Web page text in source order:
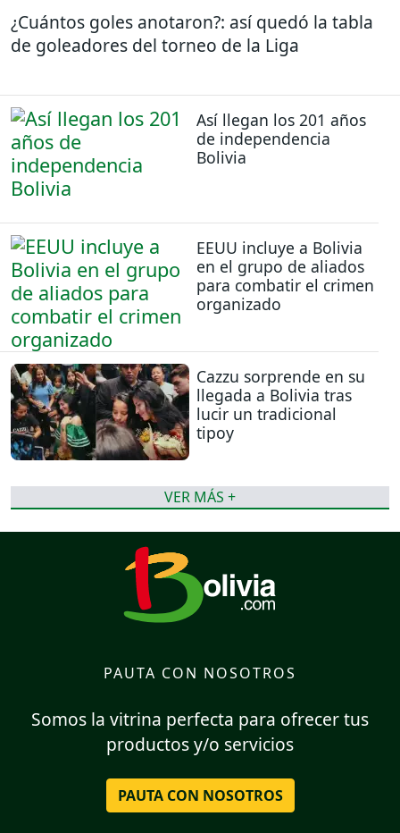
¿Cuántos goles anotaron?: así quedó la tabla
de goleadores del torneo de la Liga
Así llegan los 201 años
de independencia
Bolivia
EEUU incluye a Bolivia
en el grupo de aliados
para combatir el crimen
organizado
Cazzu sorprende en su
llegada a Bolivia tras
lucir un tradicional
tipoy
VER MÁS +
PAUTA CON NOSOTROS
Somos la vitrina perfecta para ofrecer tus
productos y/o servicios
PAUTA CON NOSOTROS